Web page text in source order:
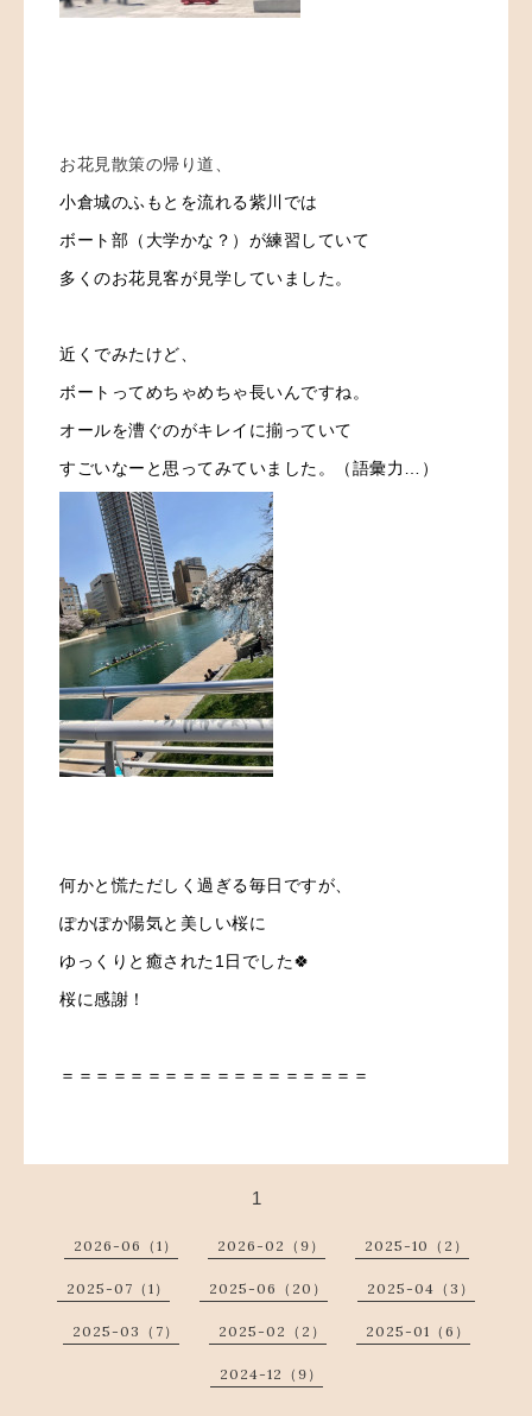
お花見散策の帰り道、
小倉城のふもとを流れる紫川では
ボート部（大学かな？）が練習していて
多くのお花見客が見学していました。
近くでみたけど、
ボートってめちゃめちゃ長いんですね。
オールを漕ぐのがキレイに揃っていて
すごいなーと思ってみていました。（語彙力…）
何かと慌ただしく過ぎる毎日ですが、
ぽかぽか陽気と美しい桜に
ゆっくりと癒された1日でした🍀
桜に感謝！
＝＝＝＝＝＝＝＝＝＝＝＝＝＝＝＝＝＝
1
2026-06（1） 2026-02（9） 2025-10（2）
2025-07（1） 2025-06（20） 2025-04（3）
2025-03（7） 2025-02（2） 2025-01（6）
2024-12（9）